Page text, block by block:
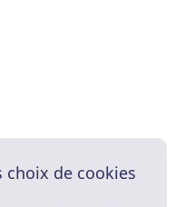
choix de cookies